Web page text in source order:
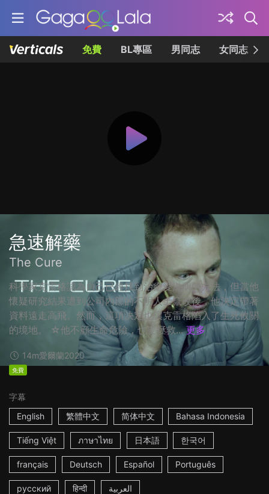
免費 BL專區 男同志 女同志
急速解藥
The Cure
科學家克雷格認為自己已經找到治癒愛滋病的方法，但當他
懷疑研究結果遭到公司內部的不明人士竄改後，他決定帶著
資料遠走高飛。然而，這項決定也讓克雷格陷入了生死攸關
的境地。 ☆他不顧生命危險，也要拯救... 更多
14m愛爾蘭2020
免費
字幕
English
繁體中文 简体中文 Bahasa Indonesia
Tiếng Việt ภาษาไทย 日本語 한국어
français Deutsch Español Português
русский हिन्दी العربية